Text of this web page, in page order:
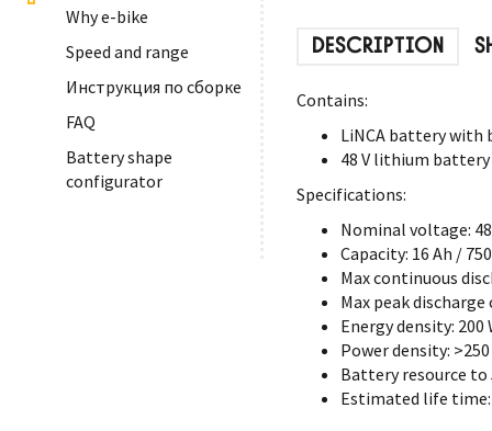
Why e-bike
Speed and range
Инструкция по сборке
FAQ
Battery shape
configurator
DESCRIPTION
Contains:
LiNCA battery with
48 V lithium
Specifications:
Nominal voltage:
Capacity: 16 Ah /
Max continuous
Max peak
Energy density: 200
Power density:
Battery resource to
Estimated life time: